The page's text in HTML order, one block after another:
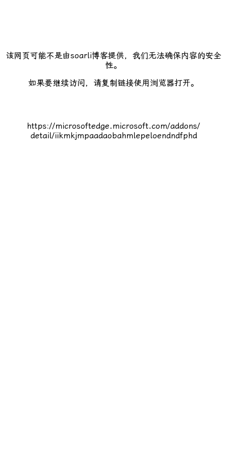
该网页可能不是由soarli博客提供，我们无法确保内容的安全
性。
如果要继续访问，请复制链接使用浏览器打开。
https://microsoftedge.microsoft.com/addons/
detail/iikmkjmpaadaobahmlepeloendndfphd